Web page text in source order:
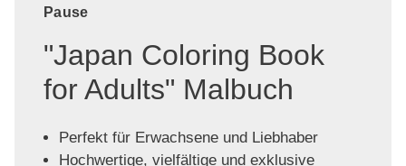
Pause
"Japan Coloring Book
for Adults" Malbuch
Perfekt für Erwachsene und Liebhaber
Hochwertige, vielfältige und exklusive